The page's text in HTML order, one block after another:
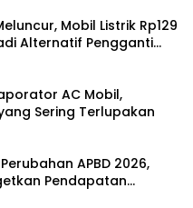
Mobil Listrik Rp129
Alternatif Pengganti
AC Mobil,
Sering Terlupakan
APBD 2026,
Pendapatan